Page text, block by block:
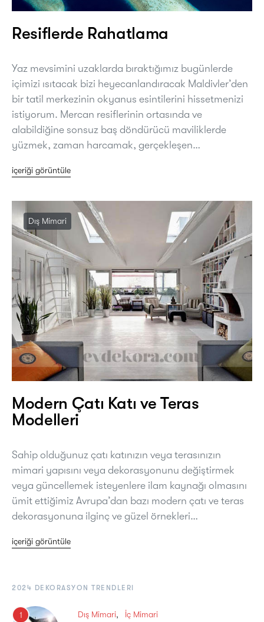
Resiflerde Rahatlama
Yaz mevsimini uzaklarda bıraktığımız bugünlerde
içimizi ısıtacak bizi heyecanlandıracak Maldivler’den
bir tatil merkezinin okyanus esintilerini hissetmenizi
istiyorum. Mercan resiflerinin ortasında ve
alabildiğine sonsuz baş döndürücü maviliklerde
yüzmek, zaman harcamak, gerçekleşen…
içeriği görüntüle
Dış Mimari
Modern Çatı Katı ve Teras
Modelleri
Sahip olduğunuz çatı katınızın veya terasınızın
mimari yapısını veya dekorasyonunu değiştirmek
veya güncellemek isteyenlere ilam kaynağı olmasını
ümit ettiğimiz Avrupa’dan bazı modern çatı ve teras
dekorasyonuna ilginç ve güzel örnekleri…
içeriği görüntüle
2024 DEKORASYON TRENDLERI
1 Dış Mimari İç Mimari